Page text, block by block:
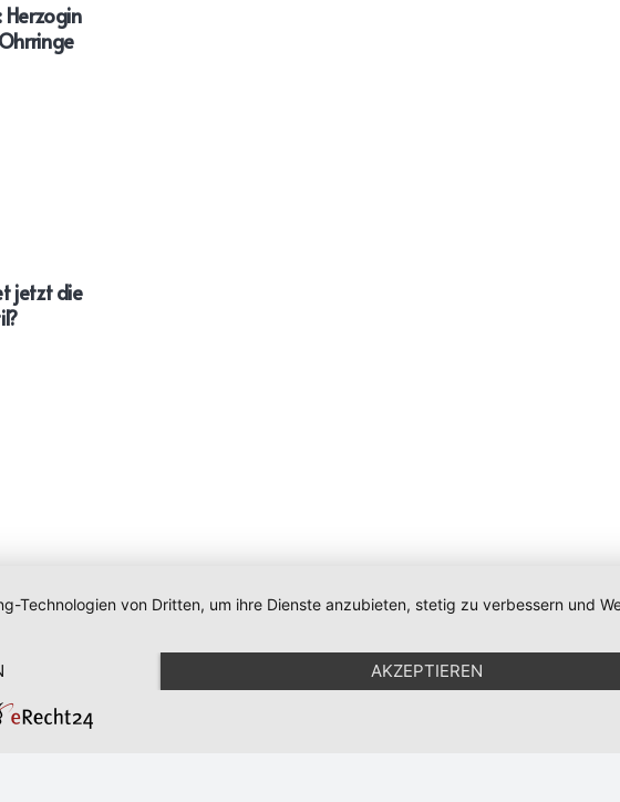
jetzt die
Impressum|Datenschutz|Newsletter|Cookie-Einstellungen
Technologien von Dritten, um ihre Dienste anzubieten, stetig zu verbessern und
AKZEPTIEREN